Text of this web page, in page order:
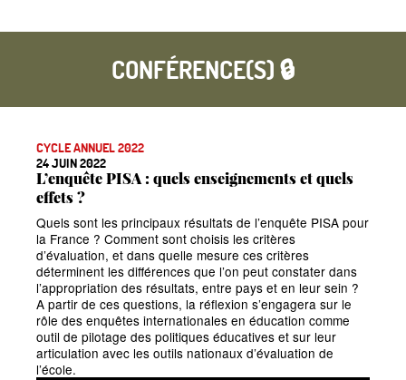
CONFÉRENCE(S) 🔒
CYCLE ANNUEL 2022
24 JUIN 2022
L’enquête PISA : quels enseignements et quels
effets?
Quels sont les principaux résultats de l’enquête PISA pour
la France ? Comment sont choisis les critères
d’évaluation, et dans quelle mesure ces critères
déterminent les différences que l’on peut constater dans
l’appropriation des résultats, entre pays et en leur sein ?
A partir de ces questions, la réflexion s’engagera sur le
rôle des enquêtes internationales en éducation comme
outil de pilotage des politiques éducatives et sur leur
articulation avec les outils nationaux d’évaluation de
l’école.